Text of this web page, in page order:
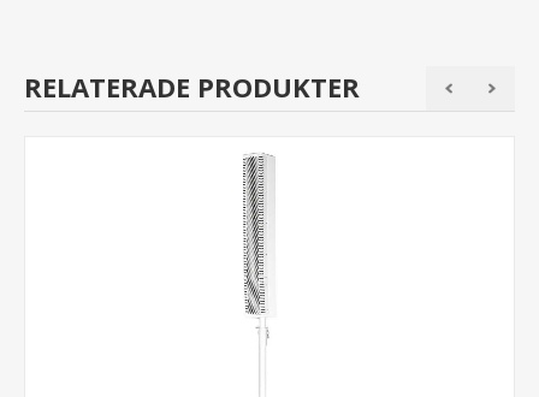
RELATERADE PRODUKTER